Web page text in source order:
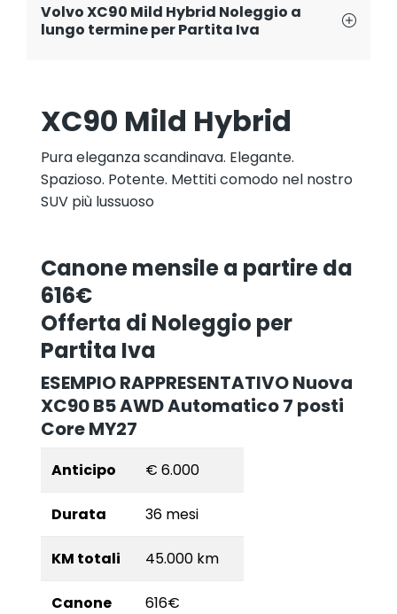
Volvo XC90 Mild Hybrid Noleggio a
lungo termine per Partita Iva
XC90 Mild Hybrid
Pura eleganza scandinava. Elegante.
Spazioso. Potente. Mettiti comodo nel nostro
SUV più lussuoso
Canone mensile a partire da
616€
Offerta di Noleggio per
Partita Iva
ESEMPIO RAPPRESENTATIVO Nuova
XC90 B5 AWD Automatico 7 posti
Core MY27
Anticipo € 6.000
Durata 36 mesi
KM totali 45.000 km
Canone 616€